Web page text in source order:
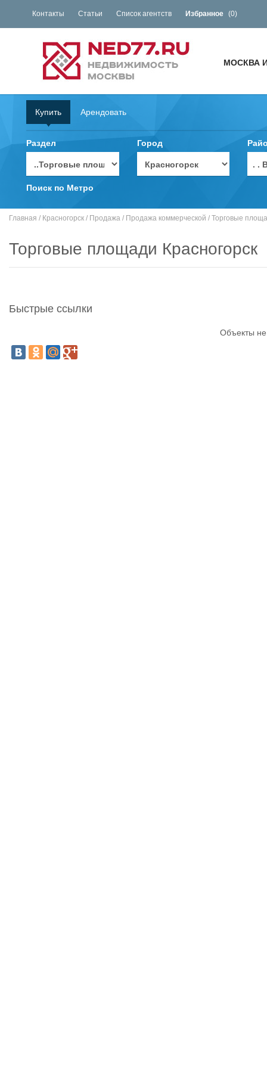
Контакты Статьи Список агентств Избранное (0)
МОСКВА
Купить Арендовать
Раздел Город
. .
Поиск по Метро
Главная / Красногорск / Продажа / Продажа коммерческой / Торговые
Торговые площади Красногорск
Быстрые ссылки
Объекты